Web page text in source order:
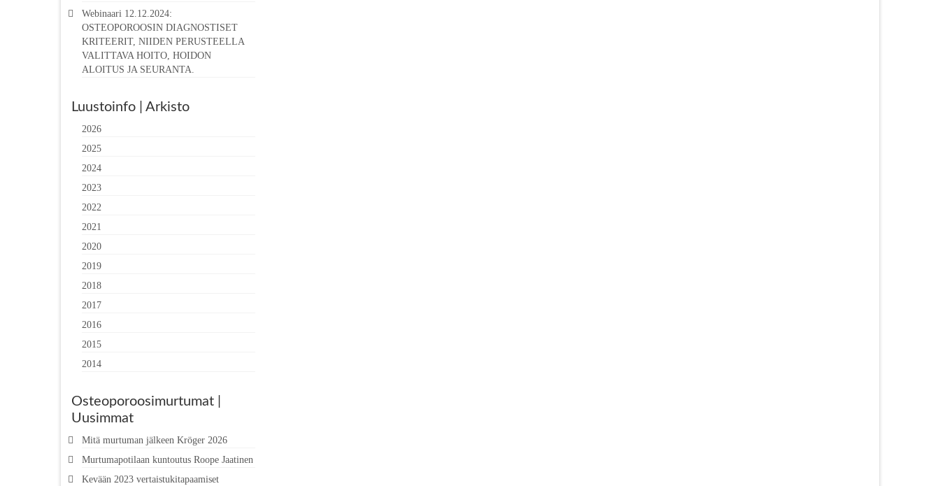
Webinaari 12.12.2024:
OSTEOPOROOSIN DIAGNOSTISET
KRITEERIT, NIIDEN PERUSTEELLA
VALITTAVA HOITO, HOIDON
ALOITUS JA SEURANTA.
Luustoinfo | Arkisto
2026
2025
2024
2023
2022
2021
2020
2019
2018
2017
2016
2015
2014
Osteoporoosimurtumat |
Uusimmat
Mitä murtuman jälkeen Kröger 2026
Murtumapotilaan kuntoutus Roope Jaatinen
Kevään 2023 vertaistukitapaamiset